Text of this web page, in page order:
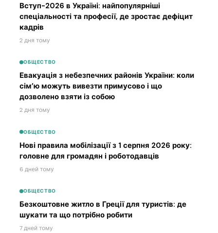
Вступ-2026 в Україні: найпопулярніші
спеціальності та професії, де зростає дефіцит
кадрів
2 дня тому
ОБЩЕСТВО
Евакуація з небезпечних районів України: коли
сім’ю можуть вивезти примусово і що
дозволено взяти із собою
2 дня тому
ОБЩЕСТВО
Нові правила мобілізації з 1 серпня 2026 року:
головне для громадян і роботодавців
6 дней тому
ОБЩЕСТВО
Безкоштовне житло в Греції для туристів: де
шукати та що потрібно робити
7 дней тому